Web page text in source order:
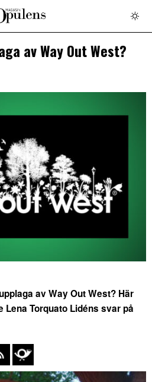
av Way Out West?
av Way Out West? Här
Torquato Lidéns svar på